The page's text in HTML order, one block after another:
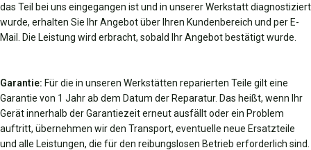
das Teil bei uns eingegangen ist und in unserer Werkstatt diagnostiziert
wurde, erhalten Sie Ihr Angebot über Ihren Kundenbereich und per E-
Mail. Die Leistung wird erbracht, sobald Ihr Angebot bestätigt wurde.
Garantie: Für die in unseren Werkstätten reparierten Teile gilt eine
Garantie von 1 Jahr ab dem Datum der Reparatur. Das heißt, wenn Ihr
Gerät innerhalb der Garantiezeit erneut ausfällt oder ein Problem
auftritt, übernehmen wir den Transport, eventuelle neue Ersatzteile
und alle Leistungen, die für den reibungslosen Betrieb erforderlich sind.